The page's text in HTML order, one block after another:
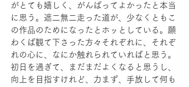
がとても嬉しく、がんばってよかったと本当
に思う。遮二無二走った道が、少なくともこ
の作品のためになったとホッとしている。願
わくば観て下さった方々それぞれに、それぞ
れの心に、なにか触れられていればと思う。
初日を過ぎて、まだまだよくなると思うし、
向上を目指すけれど、力まず、手放して何も